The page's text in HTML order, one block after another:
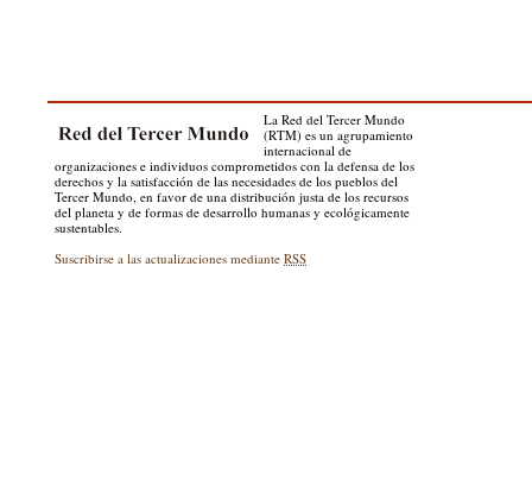
La Red del Tercer Mundo
(RTM) es un agrupamiento
internacional de
organizaciones e individuos comprometidos con la defensa de los
derechos y la satisfacción de las necesidades de los pueblos del
Tercer Mundo, en favor de una distribución justa de los recursos
del planeta y de formas de desarrollo humanas y ecológicamente
sustentables.
Suscribirse a las actualizaciones medianteRSS